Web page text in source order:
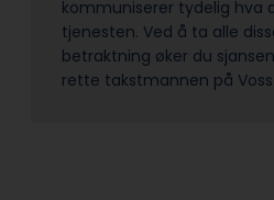
kommuniserer tydelig hva
tjenesten. Ved å ta alle
betraktning øker du
rette takstmannen på